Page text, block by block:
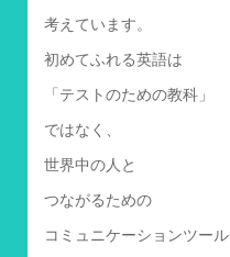
考えています。
初めてふれる英語は
「テストのための教科」
ではなく、
世界中の人と
つながるための
コミュニケーションツール